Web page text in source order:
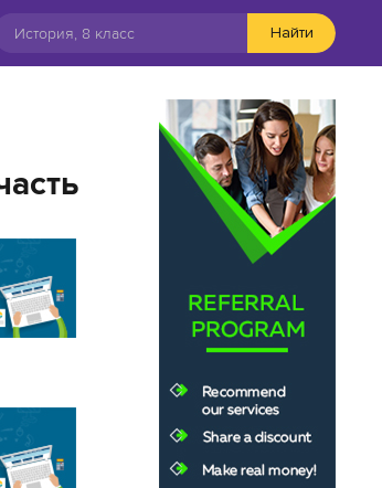
Найти